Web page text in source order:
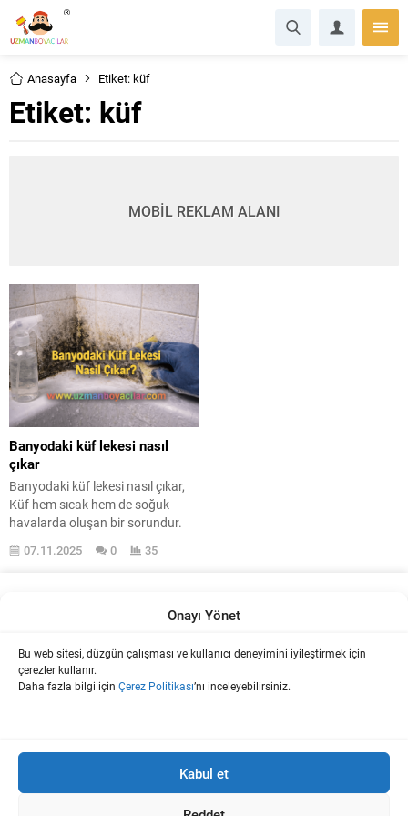
Onayı Yönet
Bu web sitesi, düzgün çalışması ve kullanıcı deneyimini iyileştirmek için
çerezler kullanır.
Daha fazla bilgi için Çerez Politikası’nı inceleyebilirsiniz.
Kabul et
Anasayfa Etiket: küf
Etiket: küf
MOBİL REKLAM ALANI
Banyodaki küf lekesi nasıl
çıkar
Banyodaki küf lekesi nasıl çıkar,
Küf hem sıcak hem de soğuk
havalarda oluşan bir sorundur.
çok hızlı yayılmasına neden olur.
alanlarda görülür. Bu alanlarda
olmasından dolayı küfün gelişimi
hızlı artar. Ne...
07.11.2025 0 35
Boya Ve İç dekorasyon Hakkında Teknik Bilgi Platformu.
www.uzmanboyacilar.com'a aittir. İzinsiz olarak kullanılması 5846
sayılı Fikir ve Sanat Eserleri Yasası'na göre suç sayılmaktadır.
Sitelerde veya herhangi bir şekilde internet ortamında yalnızca içeriğin
bir kısmı alıntılanabilir ve ilgili içeriğe bağlantı verme zorunludur. Yazılı